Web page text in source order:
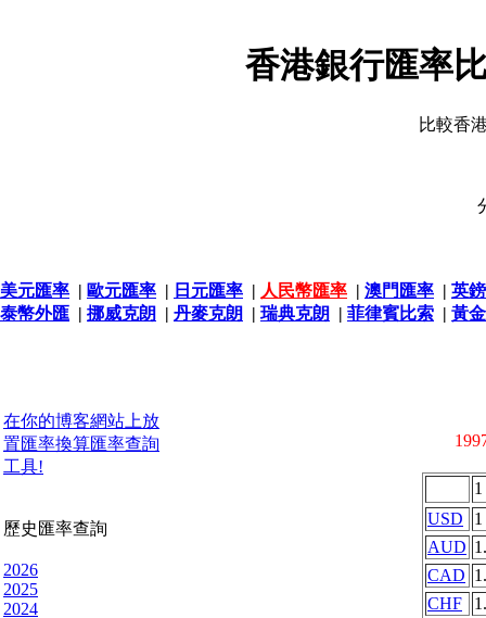
香港銀行匯率
比較香
美元匯率 | 歐元匯率 | 日元匯率 | 人民幣匯率 | 澳門匯率 | 英
泰幣外匯 | 挪威克朗 | 丹麥克朗 | 瑞典克朗 | 菲律賓比索 | 黃
在你的博客網站上放
置匯率換算匯率查詢
工具!
歷史匯率查詢
2026
2025
2024
1
USD
1
AUD
CAD
CHF